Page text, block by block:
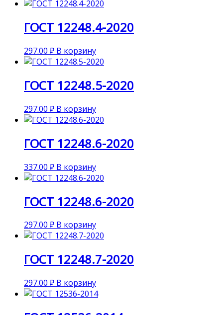
ГОСТ 12248.4-2020
297.00 ₽ В корзину
ГОСТ 12248.5-2020
297.00 ₽ В корзину
ГОСТ 12248.6-2020
337.00 ₽ В корзину
ГОСТ 12248.6-2020
297.00 ₽ В корзину
ГОСТ 12248.7-2020
297.00 ₽ В корзину